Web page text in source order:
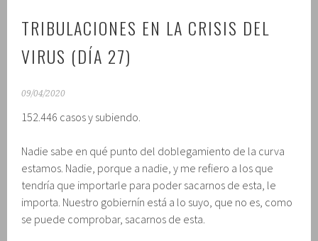
TRIBULACIONES EN LA CRISIS DEL
VIRUS (DÍA 27)
09/04/2020
152.446 casos y subiendo.
Nadie sabe en qué punto del doblegamiento de la curva
estamos. Nadie, porque a nadie, y me refiero a los que
tendría que importarle para poder sacarnos de esta, le
importa. Nuestro gobiernín está a lo suyo, que no es, como
se puede comprobar, sacarnos de esta.